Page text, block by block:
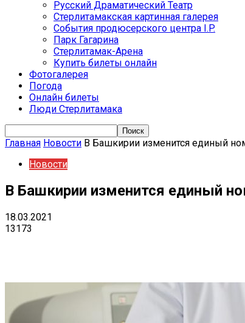
Русский Драматический Театр
Стерлитамакская картинная галерея
События продюсерского центра I.P.
Парк Гагарина
Стерлитамак-Арена
Купить билеты онлайн
Фотогалерея
Погода
Онлайн билеты
Люди Стерлитамака
Главная Новости В Башкирии изменится единый
Новости
В Башкирии изменится единый
18.03.2021
13173